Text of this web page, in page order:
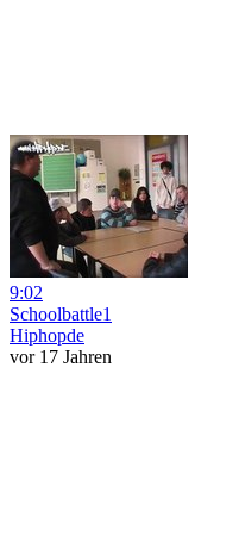
9:02
Schoolbattle1
Hiphopde
vor 17 Jahren